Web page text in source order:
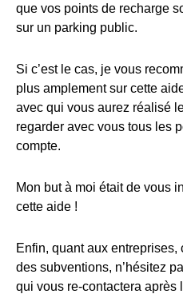
que vos points de recharge
sur un parking public.
Si c’est le cas, je vous
plus amplement sur cette
avec qui vous aurez réalisé
regarder avec vous tous les
compte.
Mon but à moi était de vous
cette aide !
Enfin, quant aux
des subventions, n’hésitez
qui vous re-contactera après